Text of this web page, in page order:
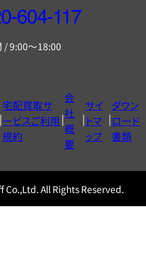
/ 9:00～18:00
宅配買取サ
ービスご利用
規約
会
社
概
要
サイ
トマ
ップ
ダウン
ロード
書類
All Rights Reserved.